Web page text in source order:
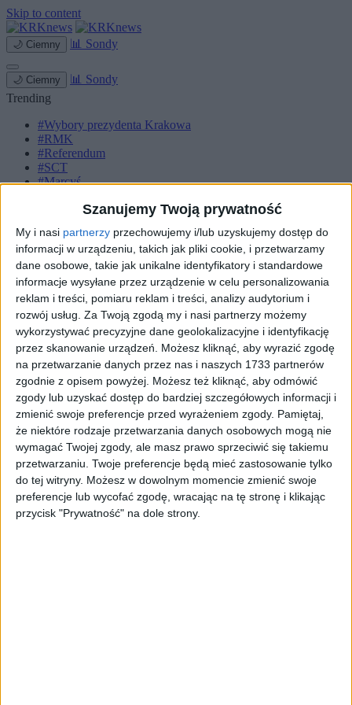
Szanujemy Twoją prywatność
My i nasi partnerzy przechowujemy i/lub uzyskujemy dostęp do
informacji w urządzeniu, takich jak pliki cookie, i przetwarzamy
dane osobowe, takie jak unikalne identyfikatory i standardowe
informacje wysyłane przez urządzenie w celu personalizowania
reklam i treści, pomiaru reklam i treści, analizy audytorium i
rozwój usług. Za Twoją zgodą my i nasi partnerzy możemy
wykorzystywać precyzyjne dane geolokalizacyjne i identyfikację
przez skanowanie urządzeń. Możesz kliknąć, aby wyrazić zgodę
na przetwarzanie danych przez nas i naszych 1733 partnerów
zgodnie z opisem powyżej. Możesz też kliknąć, aby odmówić
zgody lub uzyskać dostęp do bardziej szczegółowych informacji i
zmienić swoje preferencje przed wyrażeniem zgody. Pamiętaj,
że niektóre rodzaje przetwarzania danych osobowych mogą nie
wymagać Twojej zgody, ale masz prawo sprzeciwić się takiemu
przetwarzaniu. Twoje preferencje będą mieć zastosowanie tylko
do tej witryny. Możesz w dowolnym momencie zmienić swoje
preferencje lub wycofać zgodę, wracając na tę stronę i klikając
przycisk "Prywatność" na dole strony.
Skip to content
🌙 Ciemny 📊 Sondy
🌙 Ciemny 📊 Sondy
Trending
#Wybory prezydenta Krakowa
#RMK
#Referendum
#SCT
#Marcyś
Strona główna
Komunikacja
Zieleń
Inwestycje
Biznes
Sport
Małopolska
Kryminalne
Tag #peron Kraków Grzegórzecka
#peron Kraków Grzegórzecka
Inwestycje Mobilność
Najnowsze
Sortuj:
Kategoria:
TOPInwestycje · 28 sie 2023